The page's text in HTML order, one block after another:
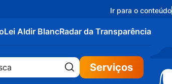
Ir para o conteúdo
Lei Aldir BlancRadar da Transparência
Pesquisar:
Serviços